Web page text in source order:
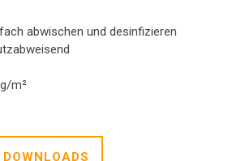
abwischen und desinfizieren
m²
DOWNLOADS